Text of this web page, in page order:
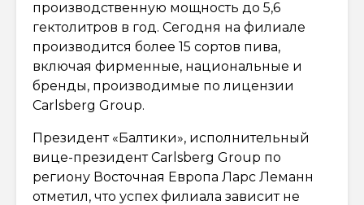
производственную мощность до 5,6
гектолитров в год. Сегодня на филиале
производится более 15 сортов пива,
включая фирменные, национальные и
бренды, производимые по лицензии
Carlsberg Group.
Президент «Балтики», исполнительный
вице-президент Carlsberg Group по
региону Восточная Европа Ларс Леманн
отметил, что успех филиала зависит не